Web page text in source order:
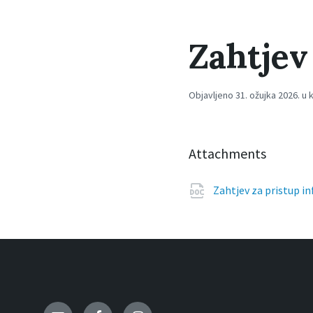
Objavljeno 31. ožujka 2026. u
Attachments
Zahtjev za pristup